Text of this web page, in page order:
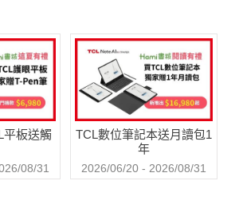
平板送觸
08/31
TCL數位筆記本送月讀包1
年
2026/06/20 - 2026/08/31